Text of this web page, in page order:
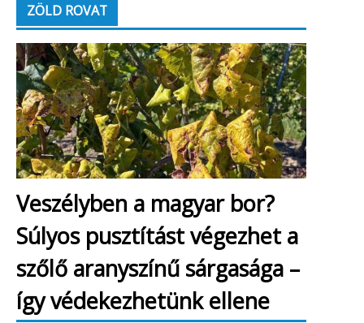
ZÖLD ROVAT
Veszélyben a magyar bor?
Súlyos pusztítást végezhet a
szőlő aranyszínű sárgasága –
így védekezhetünk ellene